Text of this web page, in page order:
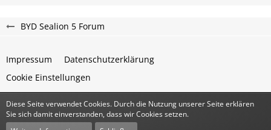
BYD Sealion 5 Forum
Impressum
Datenschutzerklärung
Cookie Einstellungen
Community-Software:WoltLab Suite™
Diese Seite verwendet Cookies. Durch die Nutzung unserer Seite erklären
Sie sich damit einverstanden, dass wir Cookies setzen.